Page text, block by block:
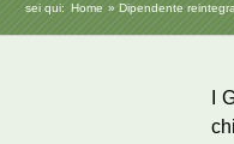
sei qui: Home Dipendente
I